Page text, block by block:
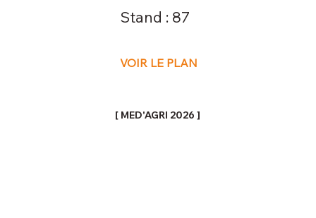
Stand : 87
VOIR LE PLAN
[ MED'AGRI 2026 ]